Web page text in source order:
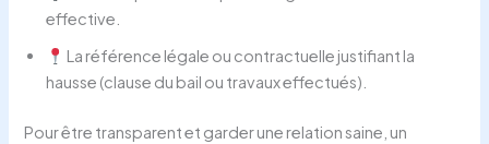
effective.
La référence légale ou contractuelle justifiant la
hausse (clause du bail ou travaux effectués).
Pour être transparent et garder une relation saine, un